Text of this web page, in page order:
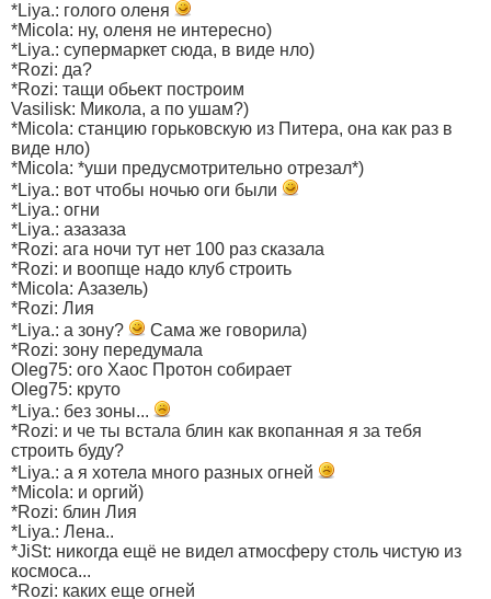
*Liya.: голого оленя
*Micola: ну, оленя не интересно)
*Liya.: супермаркет сюда, в виде нло)
*Rozi: да?
*Rozi: тащи обьект построим
Vasilisk: Микола, а по ушам?)
*Micola: станцию горьковскую из Питера, она как раз в
виде нло)
*Micola: *уши предусмотрительно отрезал*)
*Liya.: вот чтобы ночью оги были
*Liya.: огни
*Liya.: азазаза
*Rozi: ага ночи тут нет 100 раз сказала
*Rozi: и воопще надо клуб строить
*Micola: Азазель)
*Rozi: Лия
*Liya.: а зону?
Сама же говорила)
*Rozi: зону передумала
Oleg75: ого Хаос Протон собирает
Oleg75: круто
*Liya.: без зоны...
*Rozi: и че ты встала блин как вкопанная я за тебя
строить буду?
*Liya.: а я хотела много разных огней
*Micola: и оргий)
*Rozi: блин Лия
*Liya.: Лена..
*JiSt: никогда ещё не видел атмосферу столь чистую из
космоса...
*Rozi: каких еще огней